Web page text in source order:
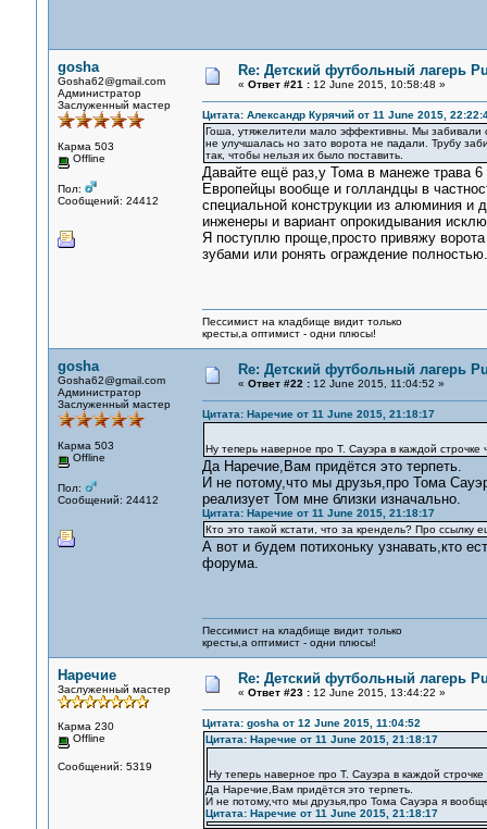
gosha
Gosha62@gmail.com
Администратор
Заслуженный мастер
Карма 503
Offline
Пол:
Сообщений: 24412
Re: Детский футбольный лагерь
« Ответ #21 :12 June 2015, 10:58:48 »
Цитата: Александр Курячий от 11 June 2015,
Гоша, утяжелители мало эффективны. Мы забивали
не улучшалась но зато ворота не падали. Трубу
так, чтобы нельзя их было поставить.
Давайте ещё раз,у Тома в манеже трава 6
Европейцы вообще и голландцы в
специальной конструкции из алюминия и
инженеры и вариант опрокидывания
Я поступлю проще,просто привяжу
зубами или ронять ограждение полностью.
Пессимист на кладбище видит только
кресты,а оптимист - одни плюсы!
gosha
Gosha62@gmail.com
Администратор
Заслуженный мастер
Карма 503
Offline
Пол:
Сообщений: 24412
Re: Детский футбольный лагерь
« Ответ #22 :12 June 2015, 11:04:52 »
Цитата: Наречие от 11 June 2015, 21:18:17
Ну теперь наверное про Т. Сауэра в каждой строчке
Да Наречие,Вам придётся это терпеть.
И не потому,что мы друзья,про Тома
реализует Том мне близки изначально.
Цитата: Наречие от 11 June 2015, 21:18:17
Кто это такой кстати, что за крендель? Про
А вот и будем потихоньку узнавать,кто
форума.
Пессимист на кладбище видит только
кресты,а оптимист - одни плюсы!
Наречие
Заслуженный мастер
Карма 230
Offline
Сообщений: 5319
Re: Детский футбольный лагерь
« Ответ #23 :12 June 2015, 13:44:22 »
Цитата: gosha от 12 June 2015, 11:04:52
Цитата: Наречие от 11 June 2015, 21:18:17
Ну теперь наверное про Т. Сауэра в каждой строчке
Да Наречие,Вам придётся это терпеть.
И не потому,что мы друзья,про Тома Сауэра я
Цитата: Наречие от 11 June 2015, 21:18:17